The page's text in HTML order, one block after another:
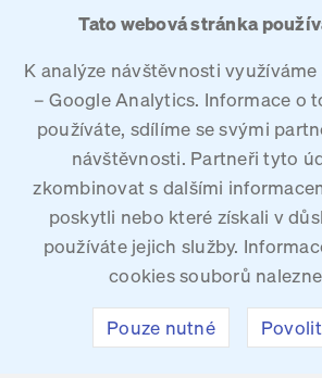
Tato webová stránka
K analýze návštěvnosti
– Google Analytics. Informace o
používáte, sdílíme se svými
návštěvnosti. Partneři tyto
zkombinovat s dalšími
poskytli nebo které získali v
používáte jejich služby.
cookies souborů
Pouze nutné